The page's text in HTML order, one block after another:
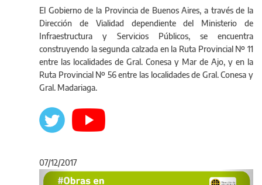
El Gobierno de la Provincia de Buenos Aires, a través de la
Dirección de Vialidad dependiente del Ministerio de
Infraestructura y Servicios Públicos, se encuentra
construyendo la segunda calzada en la Ruta Provincial Nº 11
entre las localidades de Gral. Conesa y Mar de Ajo, y en la
Ruta Provincial Nº 56 entre las localidades de Gral. Conesa y
Gral. Madariaga.
07/12/2017
Anterior